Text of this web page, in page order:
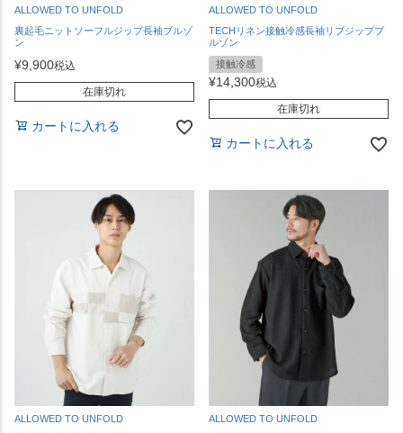
ALLOWED TO UNFOLD
裏起毛ニットソーフルジップ長袖ブルゾ
ン
¥9,900税込
在庫切れ
カートに入れる
ALLOWED TO UNFOLD
TECHリネン接触冷感長袖リブジップブ
ルゾン
接触冷感
¥14,300税込
在庫切れ
カートに入れる
ALLOWED TO UNFOLD
ALLOWED TO UNFOLD